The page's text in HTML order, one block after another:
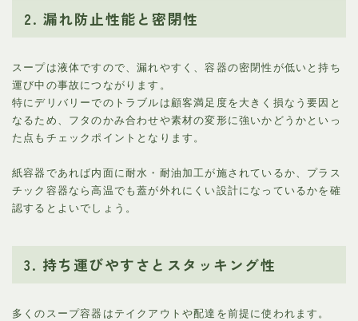
2. 漏れ防止性能と密閉性
スープは液体ですので、漏れやすく、容器の密閉性が低いと持ち
運び中の事故につながります。
特にデリバリーでのトラブルは顧客満足度を大きく損なう要因と
なるため、フタのかみ合わせや素材の変形に強いかどうかといっ
た点もチェックポイントとなります。
紙容器であれば内面に耐水・耐油加工が施されているか、プラス
チック容器なら高温でも蓋が外れにくい設計になっているかを確
認するとよいでしょう。
3. 持ち運びやすさとスタッキング性
多くのスープ容器はテイクアウトや配達を前提に使われます。